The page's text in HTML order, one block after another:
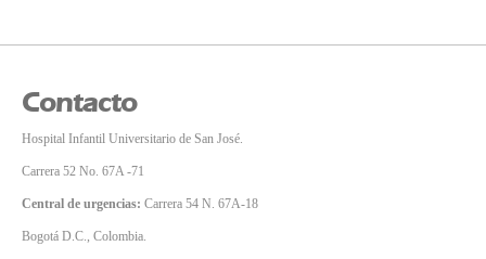
Contacto
Hospital Infantil Universitario de San José.
Carrera 52 No. 67A -71
Central de urgencias: Carrera 54 N. 67A-18
Bogotá D.C., Colombia.